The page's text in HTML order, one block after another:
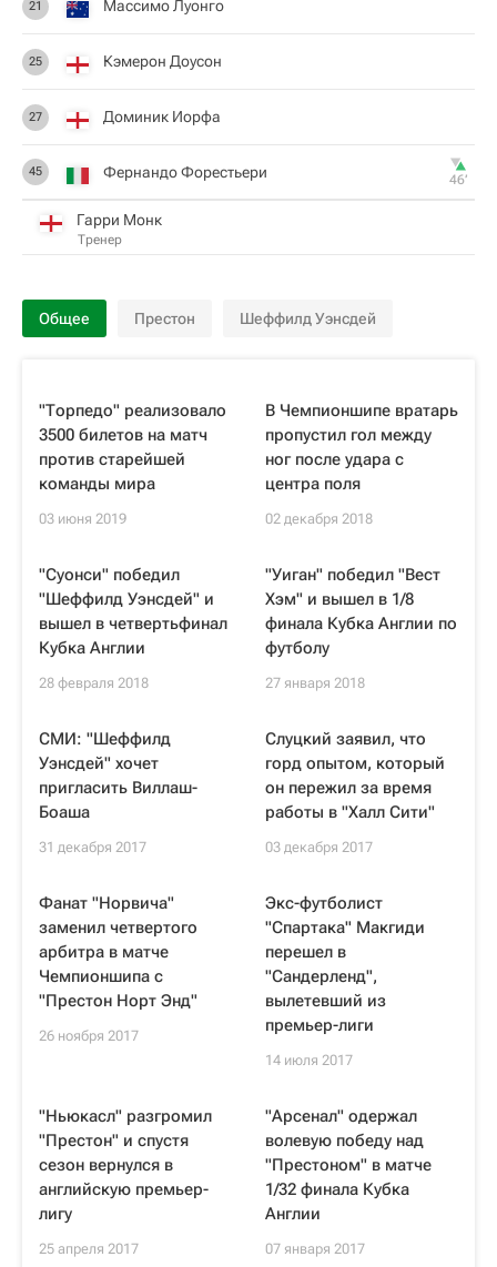
21 Массимо Луонго
25 Кэмерон Доусон
27 Доминик Иорфа
45 Фернандо Форестьери 46‎’‎
Гарри Монк
Тренер
Общее Престон Шеффилд Уэнсдей
"Торпедо" реализовало
3500 билетов на матч
против старейшей
команды мира
03 июня 2019
В Чемпионшипе вратарь
пропустил гол между
ног после удара с
центра поля
02 декабря 2018
"Суонси" победил
"Шеффилд Уэнсдей" и
вышел в четвертьфинал
Кубка Англии
28 февраля 2018
"Уиган" победил "Вест
Хэм" и вышел в 1/8
финала Кубка Англии по
футболу
27 января 2018
СМИ: "Шеффилд
Уэнсдей" хочет
пригласить Виллаш-
Боаша
31 декабря 2017
Слуцкий заявил, что
горд опытом, который
он пережил за время
работы в "Халл Сити"
03 декабря 2017
Фанат "Норвича"
заменил четвертого
арбитра в матче
Чемпионшипа с
"Престон Норт Энд"
26 ноября 2017
Экс-футболист
"Спартака" Макгиди
перешел в
"Сандерленд",
вылетевший из
премьер-лиги
14 июля 2017
"Ньюкасл" разгромил
"Престон" и спустя
сезон вернулся в
английскую премьер-
лигу
25 апреля 2017
"Арсенал" одержал
волевую победу над
"Престоном" в матче
1/32 финала Кубка
Англии
07 января 2017